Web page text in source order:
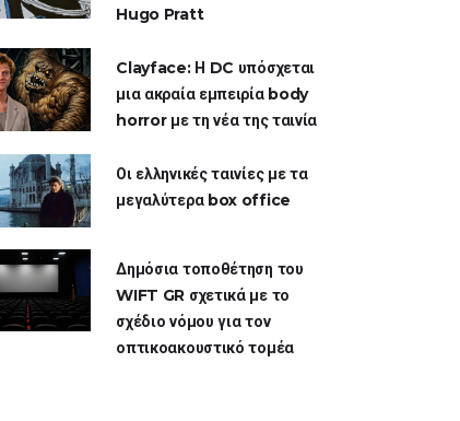
Hugo Pratt
Clayface: Η DC υπόσχεται
μια ακραία εμπειρία body
horror με τη νέα της ταινία
Οι ελληνικές ταινίες με τα
μεγαλύτερα box office
Δημόσια τοποθέτηση του
WIFT GR σχετικά με το
σχέδιο νόμου για τον
οπτικοακουστικό τομέα